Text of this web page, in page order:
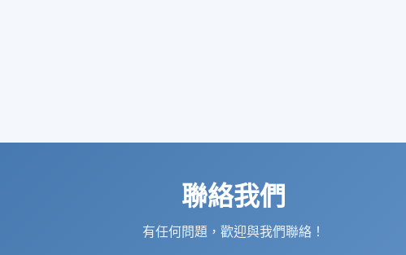
聯絡我們
有任何問題，歡迎與我們聯絡！